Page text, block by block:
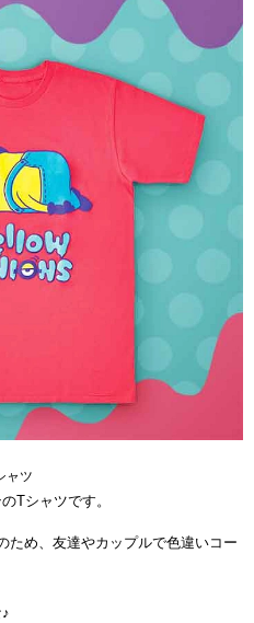
ャツ
Tシャツです。
ため、友達やカップルで色違いコー